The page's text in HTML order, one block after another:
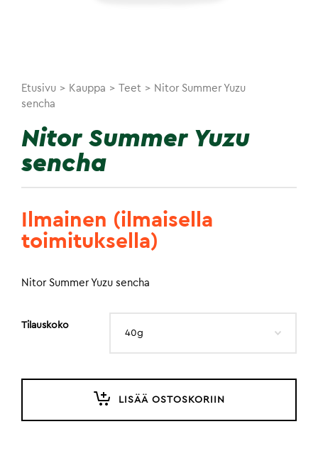
Etusivu > Kauppa > Teet > Nitor Summer Yuzu
sencha
Nitor Summer Yuzu
sencha
Ilmainen (ilmaisella
toimituksella)
Nitor Summer Yuzu sencha
Tilauskoko
LISÄÄ OSTOSKORIIN